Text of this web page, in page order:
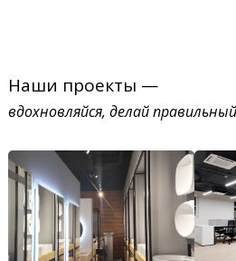
Наши проекты —
вдохновляйся, делай